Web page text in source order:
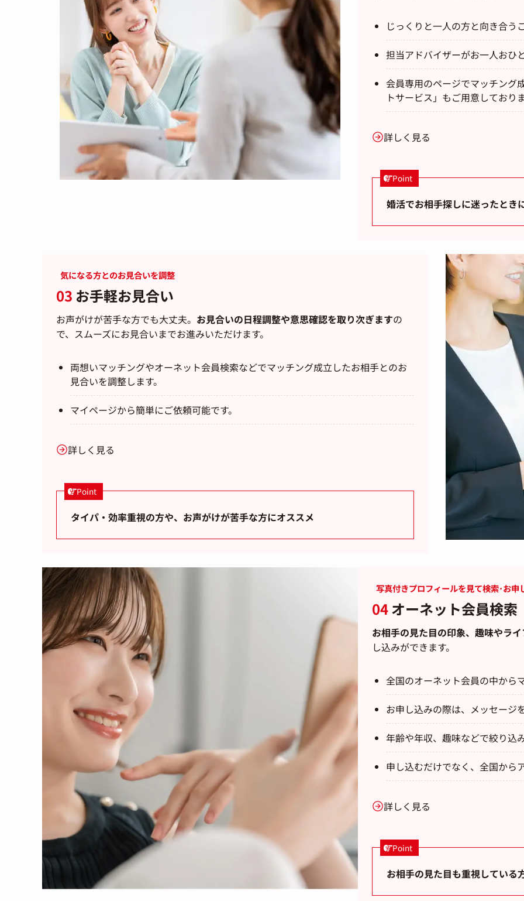
じっくりと一人の方と向き合う
担当アドバイザーがお一人おひ
会員専用のページでマッチング
トサービス」もご用意しており
詳しく見る
Point
婚活でお相手探しに迷ったとき
気になる方とのお見合いを調整
03 お手軽お見合い
お声がけが苦手な方でも大丈夫。 お見合いの日程調整や意思確認を取り次ぎますの
で、スムーズにお見合いまでお進みいただけます。
両想いマッチングやオーネット会員検索などでマッチング成立したお相手とのお
見合いを調整します。
マイページから簡単にご依頼可能です。
詳しく見る
Point
タイパ・効率重視の方や、お声がけが苦手な方にオススメ
写真付きプロフィールを見て検索･お申
04オーネット会員検索
お相手の見た目の印象、趣味やラ
し込みができます。
全国のオーネット会員の中から
お申し込みの際は、メッセージ
年齢や年収、趣味などで絞り込
申し込むだけでなく、全国から
詳しく見る
Point
お相手の見た目も重視している